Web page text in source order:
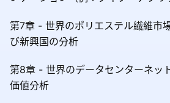
第7章 - 世界のポリエステル繊維市
び新興国の分析
第8章 - 世界のデータセンターネッ
価値分析